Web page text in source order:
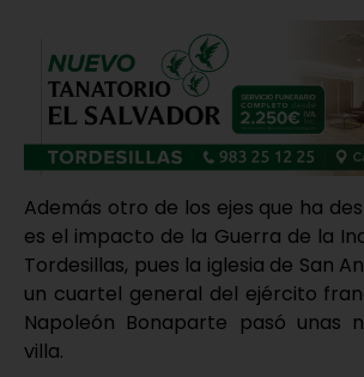
Además otro de los ejes que ha
es el impacto de la Guerra de la
Tordesillas, pues la iglesia de San
un cuartel general del ejército
Napoleón Bonaparte pasó unas
villa.